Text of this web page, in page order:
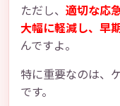
ただし、 適切な応
大幅に軽減し、早
んですよ。
特に重要なのは、
です。